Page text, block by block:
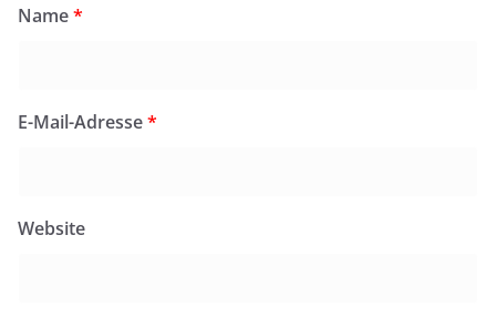
Name*
E-Mail-Adresse*
Website